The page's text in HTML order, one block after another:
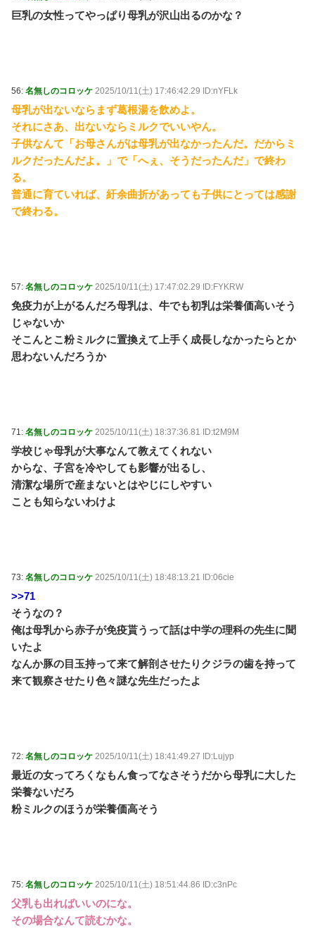
巨乳の女性ってやっぱり母乳が沢山出るのかな？
56: 名無しのコロッケ 2025/10/11(土) 17:46:42.29 ID:nYFLk
母乳が出ないならまず葛根湯を飲めよ。
それにさあ、出ないならミルクでいいやん。
子供なんて「お母さんがは母乳が出なかったんだ。だからミ
ルクだったんだよ。」で「へぇ、そうだったんだ」で終わ
る。
普通に育ていれば、紆余曲折があっても子供にとっては感謝
で終わる。
57: 名無しのコロッケ 2025/10/11(土) 17:47:02.29 ID:FYKRW
免疫力が上がるんだろ母乳は、牛でも初乳は栄養価高いそう
じゃないか
そこんとこ粉ミルクに置換えて上手く成長しなかったらとか
思わないんだろうか
71: 名無しのコロッケ 2025/10/11(土) 18:37:36.81 ID:t2M9M
学校じゃ母乳が大事なんて教えてくれない
からな、子宮を冷やしても影響が出るし、
清潔な場所で産まないとはやじにしやすい
ことも知らないわけよ
73: 名無しのコロッケ 2025/10/11(土) 18:48:13.21 ID:06cie
>>71
そうなの？
俺は母乳から赤子が免疫貰うって話は中学の理科の先生に聞
いたよ
なんか豚の目玉持って来て解剖させたりクジラの歯を持って
来て観察させたり色々謎な先生だったよ
72: 名無しのコロッケ 2025/10/11(土) 18:41:49.27 ID:Lujyp
最近の女ってろくなもん食ってなさそうだから母乳に大した
栄養ないだろ
粉ミルクのほうが栄養価高そう
75: 名無しのコロッケ 2025/10/11(土) 18:51:44.86 ID:c3nPc
父乳も出ればいいのにな。
その場合なんて読むかな。